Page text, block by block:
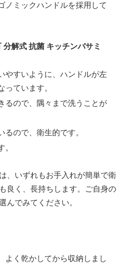
ノミックハンドルを採用して
解式 抗菌 キッチンバサミ
やすいように、ハンドルが左
っています。
るので、隅々まで洗うことが
るので、衛生的です。
。
、いずれもお手入れが簡単で衛
良く、長持ちします。ご自身の
んでみてください。
よく乾かしてから収納しまし